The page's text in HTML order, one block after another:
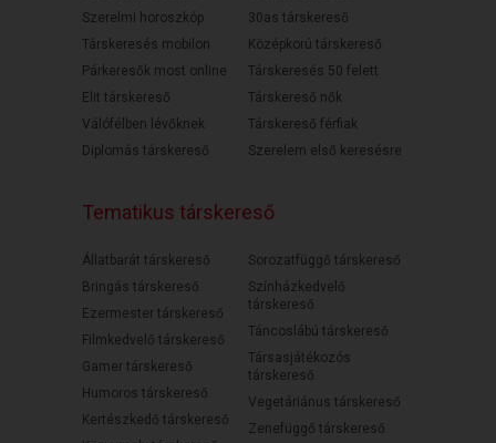
Szerelmi horoszkóp
Társkeresés mobilon
Párkeresők most online
Elit társkereső
Válófélben lévőknek
Diplomás társkereső
30as társkereső
Középkorú társkereső
Társkeresés 50 felett
Társkereső nők
Társkereső férfiak
Szerelem első keresésre
Tematikus társkereső
Állatbarát társkereső
Bringás társkereső
Ezermester társkereső
Filmkedvelő társkereső
Gamer társkereső
Humoros társkereső
Kertészkedő társkereső
Sorozatfüggő társkereső
Színházkedvelő
társkereső
Táncoslábú társkereső
Társasjátékozós
társkereső
Vegetáriánus társkereső
Zenefüggő társkereső